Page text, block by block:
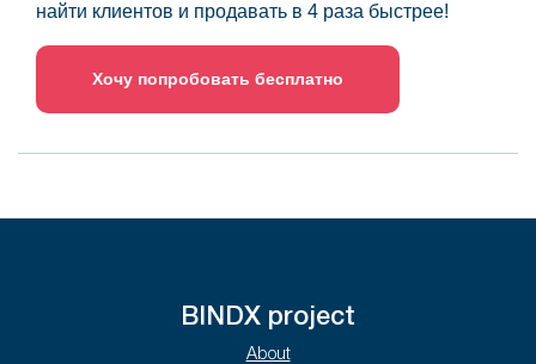
найти клиентов и продавать в 4 раза быстрее!
Хочу попробовать бесплатно
BINDX project
About